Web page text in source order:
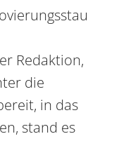
Redaktion,
die
in das
stand es